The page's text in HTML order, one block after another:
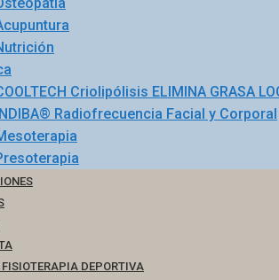
Criolipólisis ELIMINA GRASA
Radiofrecuencia Facial y Corporal
DEPORTIVA